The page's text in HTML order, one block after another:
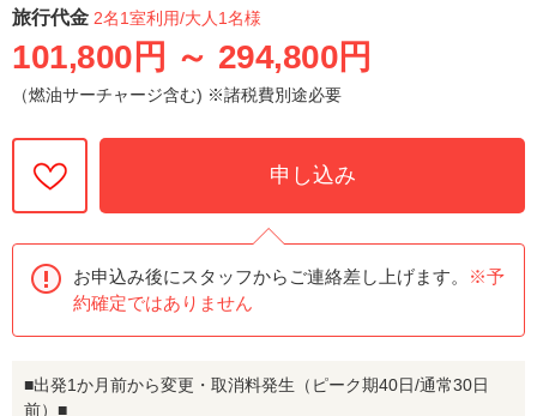
旅行代金 2名1室利用/大人1名様
101,800円 ～ 294,800円
（燃油サーチャージ含む) ※諸税費別途必要
申し込み
お申込み後にスタッフからご連絡差し上げます。
※予
約確定ではありません
■出発1か月前から変更・取消料発生（ピーク期40日/通常30日
前）■